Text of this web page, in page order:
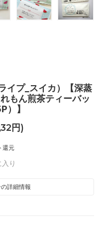
イプ_スイカ）【深蒸
もん煎茶ティーバッ
）】
円)
還元
り
詳細情報